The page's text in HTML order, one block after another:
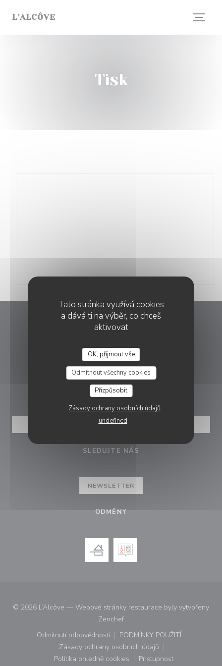
Tato stránka využívá cookies
a dává ti na výběr, co chceš
aktivovat
OK, přijmout vše
Odmítnout všechny cookies
Přizpůsobit
Zásady ochrany osobních údajů
undefined
L’ALCÔVE
Tisk
L’Alcôve
9 Grand Rue, 26130 Saint-Restitut
04 75 96 37 64
REZERVACE
REZERVOVAT STŮL
SLEDUJTE NÁS
NEWSLETTER
ODMĚNY
© 2026 L’Alcôve — Webové stránky restaurace byly vytvořeny
Zenchef((otevře se v novém okně))
Odmítnutí odpovědnosti
((otevře se v novém okně))
PODMÍNKY POUŽITÍ
((otevře se v novém
Zásady ochrany osobních údajů
((otevře se v novém okně))
Politika ohledně cookies
((otevře se v novém okně))
Pristupnost
((otevře se v novém
L’ALCÔVE